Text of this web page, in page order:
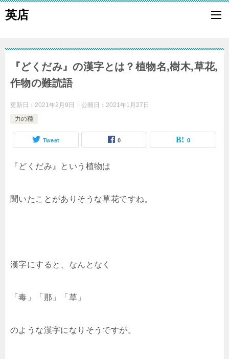
英店
『どくだみ』の漢字とは？植物名,樹木,草花,
作物の難読語
更新日： 2021年2月9日 公開日： 2021年1月27日
力の種
Tweet 0 0
『どくだみ』という植物は
聞いたことがありそうな草花ですね。
漢字にすると、なんとなく
「毒」「那」「草」
のような漢字になりそうですが。